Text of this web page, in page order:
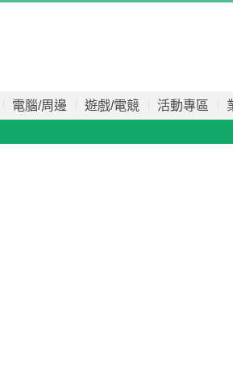
電腦/周邊 遊戲/電競 活動專區